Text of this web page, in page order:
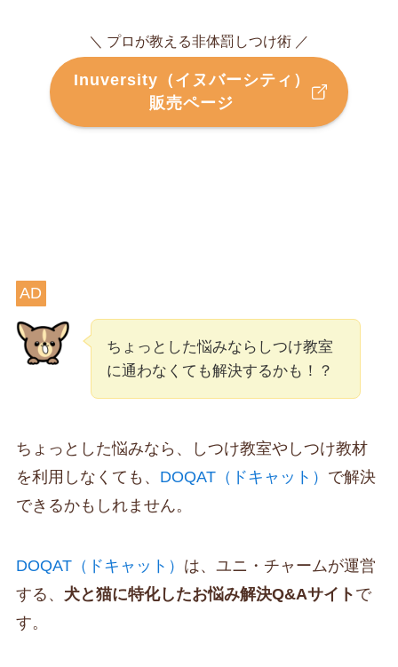
＼ プロが教える非体罰しつけ術 ／
Inuversity（イヌバーシティ）
販売ページ
AD
ちょっとした悩みならしつけ教室
に通わなくても解決するかも！？
ちょっとした悩みなら、しつけ教室やしつけ教材
を利用しなくても、 DOQAT（ドキャット） で解決
できるかもしれません。
DOQAT（ドキャット） は、ユニ・チャームが運営
する、 犬と猫に特化したお悩み解決Q&Aサイト で
す。